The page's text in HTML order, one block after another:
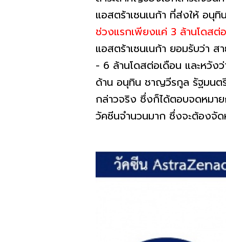
แอสตร้าเซนเนก้า ที่ส่งให้ อ
ช่วงแรกเพียงแค่ 3 ล้านโดสต่
แอสตร้าเซนเนก้า ยอมรับว่า
- 6 ล้านโดสต่อเดือน และหวัง
ด้าน อนุทิน ชาญวีรกูล รัฐมนต
กล่าวจริง ซึ่งก็ได้ตอบจดหมา
วัคซีนจำนวนมาก ซึ่งจะต้องจั